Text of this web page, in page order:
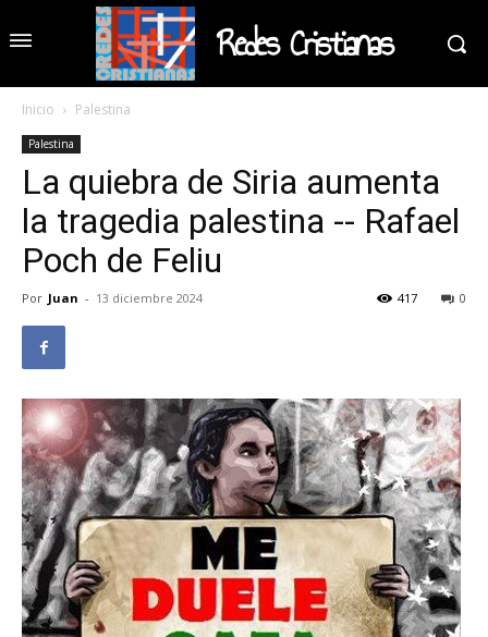
Redes Cristianas
Inicio Palestina
Palestina
La quiebra de Siria aumenta
la tragedia palestina -- Rafael
Poch de Feliu
Por Juan - 13 diciembre 2024 0
417